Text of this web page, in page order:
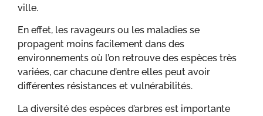
ville.
En effet, les ravageurs ou les maladies se
propagent moins facilement dans des
environnements où l’on retrouve des espèces très
variées, car chacune d’entre elles peut avoir
différentes résistances et vulnérabilités.
La diversité des espèces d’arbres est importante